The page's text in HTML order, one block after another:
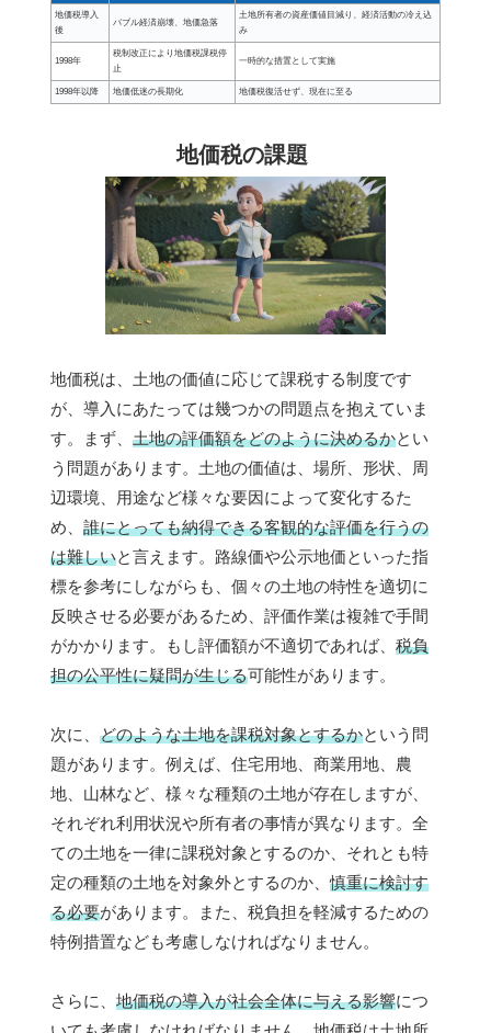
地価税導入
後
バブル経済崩壊、地価急落
土地所有者の資産価値目減り、経済活動の冷え込
み
1998年
税制改正により地価税課税停
止
一時的な措置として実施
1998年以降 地価低迷の長期化 地価税復活せず、現在に至る
地価税の課題
地価税は、土地の価値に応じて課税する制度です
が、導入にあたっては幾つかの問題点を抱えていま
す。まず、 土地の評価額をどのように決めるかとい
う問題があります。土地の価値は、場所、形状、周
辺環境、用途など様々な要因によって変化するた
め、 誰にとっても納得できる客観的な評価を行うの
は難しいと言えます。路線価や公示地価といった指
標を参考にしながらも、個々の土地の特性を適切に
反映させる必要があるため、評価作業は複雑で手間
がかかります。もし評価額が不適切であれば、 税負
担の公平性に疑問が生じる可能性があります。
次に、 どのような土地を課税対象とするかという問
題があります。例えば、住宅用地、商業用地、農
地、山林など、様々な種類の土地が存在しますが、
それぞれ利用状況や所有者の事情が異なります。全
ての土地を一律に課税対象とするのか、それとも特
定の種類の土地を対象外とするのか、慎重に検討す
る必要があります。また、税負担を軽減するための
特例措置なども考慮しなければなりません。
さらに、 地価税の導入が社会全体に与える影響につ